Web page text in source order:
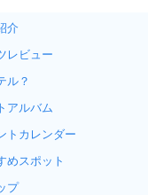
介
レビュー
ル？
アルバム
トカレンダー
めスポット
プ